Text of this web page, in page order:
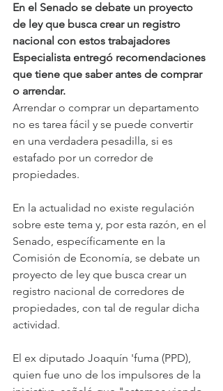
En el Senado se debate un proyecto
de ley que busca crear un registro
nacional con estos trabajadores
Especialista entregó recomendaciones
que tiene que saber antes de comprar
o arrendar.
Arrendar o comprar un departamento
no es tarea fácil y se puede convertir
en una verdadera pesadilla, si es
estafado por un corredor de
propiedades.
En la actualidad no existe regulación
sobre este tema y, por esta razón, en el
Senado, específicamente en la
Comisión de Economía, se debate un
proyecto de ley que busca crear un
registro nacional de corredores de
propiedades, con tal de regular dicha
actividad.
El ex diputado Joaquín 'fuma (PPD),
quien fue uno de los impulsores de la